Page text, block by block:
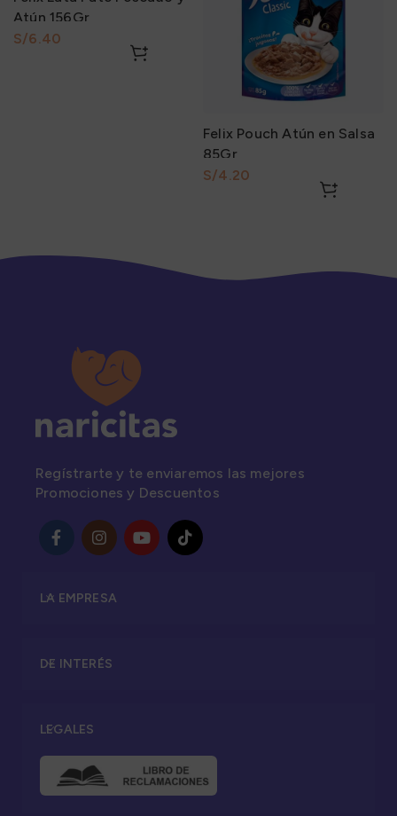
Atún 156Gr
S/
Felix Pouch Atún en Salsa
85Gr
S/
Regístrarte y te enviaremos las mejores
Promociones y Descuentos
LA EMPRESA
DE INTERÉS
LEGALES